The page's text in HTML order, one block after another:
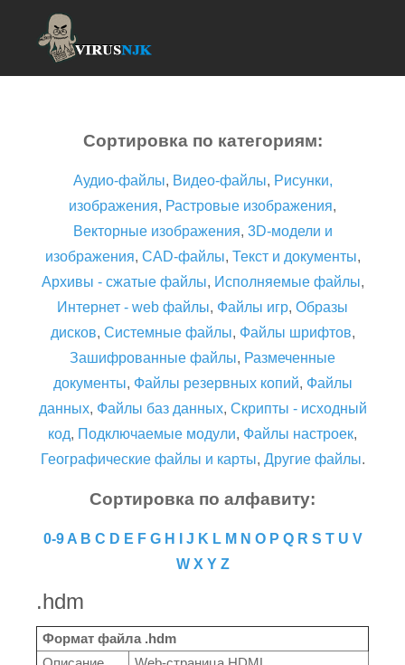
Сортировка по категориям:
Аудио-файлы, Видео-файлы, Рисунки,
изображения, Растровые изображения,
Векторные изображения, 3D-модели и
изображения, CAD-файлы, Текст и документы,
Архивы - сжатые файлы, Исполняемые файлы,
Интернет - web файлы, Файлы игр, Образы
дисков, Системные файлы, Файлы шрифтов,
Зашифрованные файлы, Размеченные
документы, Файлы резервных копий, Файлы
данных, Файлы баз данных, Скрипты - исходный
код, Подключаемые модули, Файлы настроек,
Географические файлы и карты, Другие файлы.
Сортировка по алфавиту:
0-9 A B C D E F G H J K L M N O P Q R S T U V
W X Y Z
.hdm
Формат файла .hdm